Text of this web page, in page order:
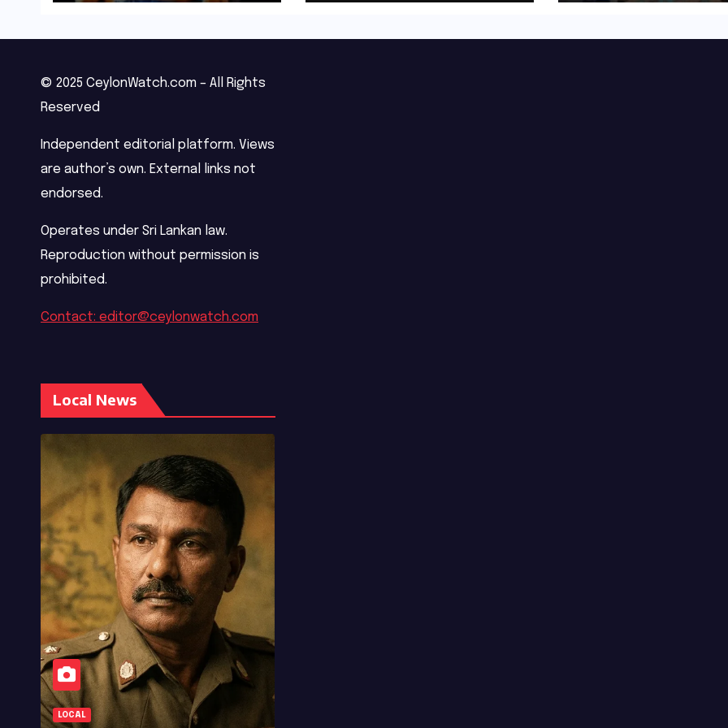
© 2025 CeylonWatch.com – All Rights
Reserved
Independent editorial platform. Views
are author’s own. External links not
endorsed.
Operates under Sri Lankan law.
Reproduction without permission is
prohibited.
Contact: editor@ceylonwatch.com
Local News
ATHULA SRI LAL DHANASEKARA
WORLD NEWS